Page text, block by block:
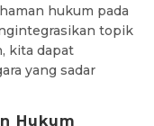
hukum pada
topik
kita dapat
yang sadar
Hukum